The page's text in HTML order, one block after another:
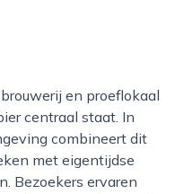
centraal staat. In
combineert dit
met eigentijdse
Bezoekers ervaren